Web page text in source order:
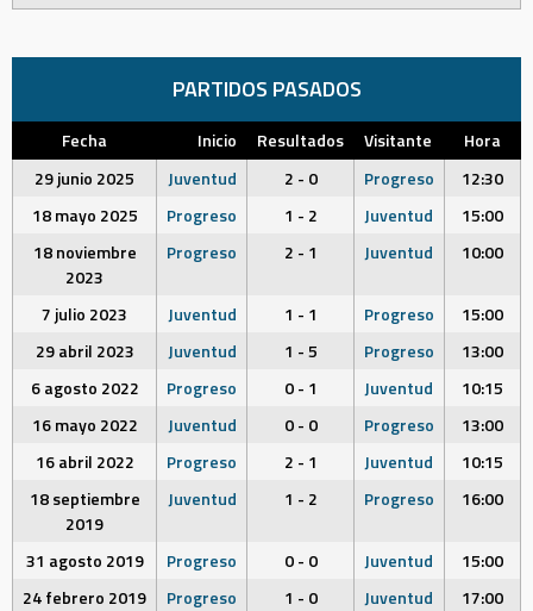
PARTIDOS PASADOS
Fecha Inicio Resultados Visitante
Hora
29 junio 2025
Juventud 2 - 0 Progreso
12:30
18 mayo 2025
Progreso 1 - 2 Juventud
15:00
18 noviembre
2023
Progreso 2 - 1 Juventud 10:00
7 julio 2023 Juventud 1 - 1 Progreso
15:00
29 abril 2023
Juventud 1 - 5 Progreso
13:00
6 agosto 2022
Progreso 0 - 1 Juventud
10:15
16 mayo 2022
Juventud 0 - 0 Progreso
13:00
16 abril 2022
Progreso 2 - 1 Juventud
10:15
18 septiembre
2019
Juventud 1 - 2 Progreso 16:00
31 agosto 2019 Progreso 0 - 0 Juventud
15:00
24 febrero 2019
Progreso 1 - 0 Juventud 17:00